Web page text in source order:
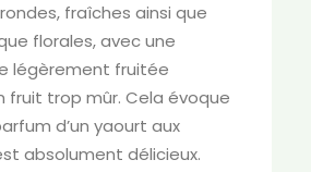
fraîches ainsi que
florales, avec une
légèrement fruitée
fruit trop mûr. Cela évoque
d’un yaourt aux
absolument délicieux.